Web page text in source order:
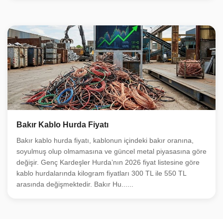
Bakır Kablo Hurda Fiyatı
Bakır kablo hurda fiyatı, kablonun içindeki bakır oranına,
soyulmuş olup olmamasına ve güncel metal piyasasına göre
değişir. Genç Kardeşler Hurda’nın 2026 fiyat listesine göre
kablo hurdalarında kilogram fiyatları 300 TL ile 550 TL
arasında değişmektedir. Bakır Hu......